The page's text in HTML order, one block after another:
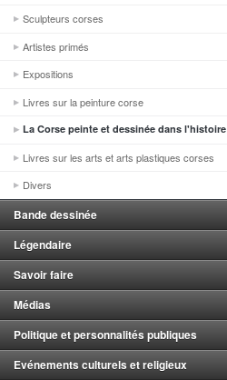
Sculpteurs corses
Artistes primés
Expositions
Livres sur la peinture corse
La Corse peinte et dessinée dans l'histoire
Livres sur les arts et arts plastiques corses
Divers
Bande dessinée
Légendaire
Savoir faire
Médias
Politique et personnalités publiques
Evénements culturels et religieux